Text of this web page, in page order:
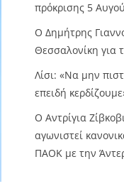
πρόκρισης 5
Ο Δημήτρης
Θεσσαλονίκη για
Λίσι: «Να μην
επειδή
Ο Αντρίγια
αγωνιστεί
ΠΑΟΚ με την